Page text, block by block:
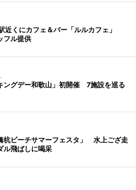
近くにカフェ＆バー「ルルカフェ」
フル提供
ングデー和歌山」初開催 7施設を巡る
杭ビーチサマーフェスタ」 水上ござ走
ル飛ばしに喝采